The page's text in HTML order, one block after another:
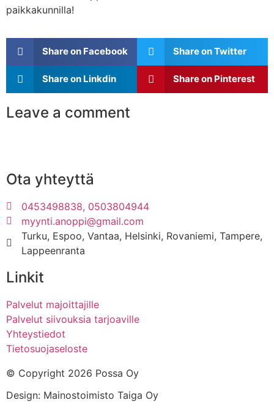
paikkakunnilla!
Share on Facebook Share on Twitter
Share on Linkdin Share on Pinterest
Leave a comment
Ota yhteyttä
0453498838, 0503804944
myynti.anoppi@gmail.com
Turku, Espoo, Vantaa, Helsinki, Rovaniemi, Tampere,
Lappeenranta
Linkit
Palvelut majoittajille
Palvelut siivouksia tarjoaville
Yhteystiedot
Tietosuojaseloste
© Copyright 2026 Possa Oy
Design: Mainostoimisto Taiga Oy